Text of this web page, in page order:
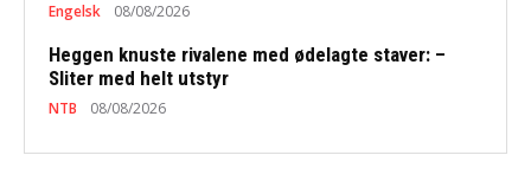
Engelsk 08/08/2026
Heggen knuste rivalene med ødelagte staver: –
Sliter med helt utstyr
NTB 08/08/2026